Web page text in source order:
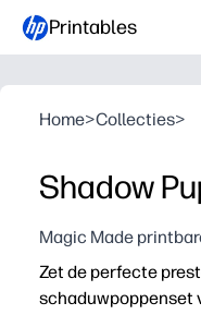
Printables
Home>Collecties>
Shadow
Magic Made
Zet de perfecte
schaduwpoppenset